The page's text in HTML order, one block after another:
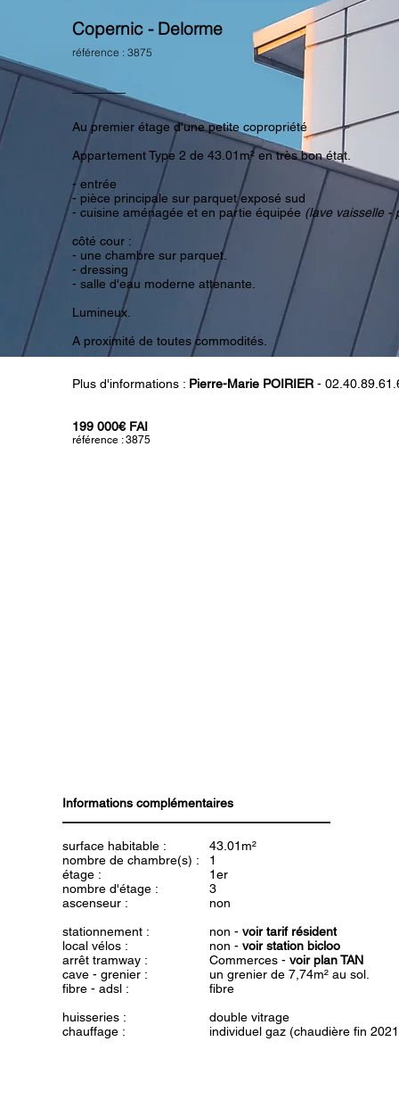
Copernic - Delorme
référence : 3875
Au premier étage d'une petite copropriété
Appartement Type 2 de 43.01m² en très bon état.
- entrée
- pièce principale sur parquet exposé sud
- cuisine aménagée et en partie équipée (lave vaisselle -
côté cour :
- une chambre sur parquet.
- dressing
- salle d'eau moderne attenante.
Lumineux.
A proximité de toutes commodités.
Plus d'informations : Pierre-Marie POIRIER -
199 000€ FAI
référence : 3875
Informations complémentaires
surface habitable :
nombre de chambre(s) :
étage :
nombre d'étage :
ascenseur :
stationnement :
local vélos :
arrêt tramway :
cave - grenier :
fibre - adsl :
huisseries :
chauffage :
43.01m²
1
1er
3
non
non - voir tarif résident
non - voir station bicloo
Commerces - voir plan TAN
un grenier de 7,74m² au sol.
fibre
double vitrage
individuel gaz (chaudière fin